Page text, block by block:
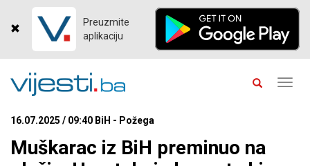
Preuzmite
aplikaciju
16.07.2025 / 09:40 BiH - Požega
Muškarac iz BiH preminuo na